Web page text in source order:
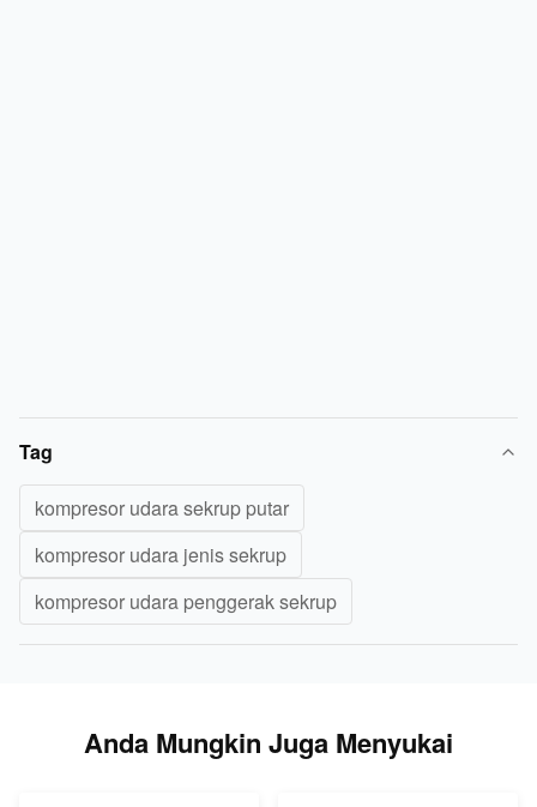
Tag
kompresor udara sekrup putar
kompresor udara jenis sekrup
kompresor udara penggerak sekrup
Anda Mungkin Juga Menyukai